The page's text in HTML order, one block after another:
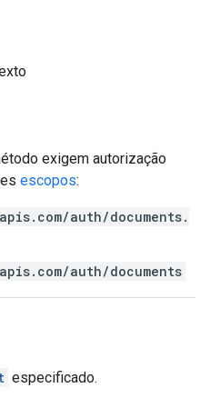
exigem autorização
escopos:
auth/documents.
auth/documents
especificado.